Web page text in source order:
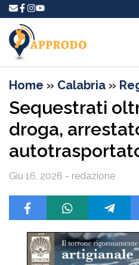
Home » Calabria »
Sequestrati
droga,
Giu 16, 2026 - redazione